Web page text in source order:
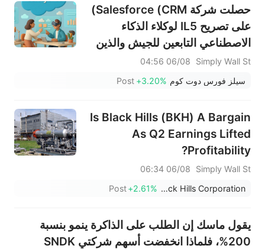
حصلت شركة Salesforce (CRM)
على تصريح IL5 لوكلاء الذكاء
الاصطناعي التابعين للجيش والذين
يخدمون الملايين
Simply Wall St
06/08 04:56
سيلز فورس دوت كوم +3.20%
Post
Is Black Hills (BKH) A Bargain
As Q2 Earnings Lifted
Profitability?
Simply Wall St
06/08 06:34
Black Hills Corporation
+2.61%
Post
يقول ماسك إن الطلب على الذاكرة ينمو بنسبة
200%، فلماذا انخفضت أسهم شركتي SNDK